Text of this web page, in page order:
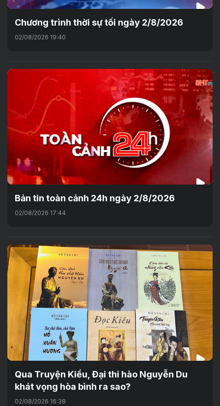
Chương trình thời sự tối ngày 2/8/2026
02/08/2026 19:40
Bản tin toàn cảnh 24h ngày 2/8/2026
02/08/2026 17:44
Qua Truyện Kiều, Đại thi hào Nguyễn Du
khát vọng hòa bình ra sao?
02/08/2026 16:38